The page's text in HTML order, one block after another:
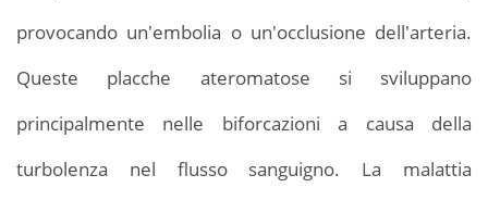
provocando un'embolia o un'occlusione dell'arteria.
Queste placche ateromatose si sviluppano
principalmente nelle biforcazioni a causa della
turbolenza nel flusso sanguigno. La malattia